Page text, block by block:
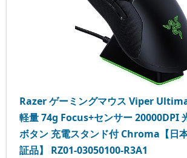
Razer ゲーミングマウス Viper
軽量 74g Focus+センサー 20000DPI
ボタン 充電スタンド付 Chroma【日
証品】 RZ01-03050100-R3A1